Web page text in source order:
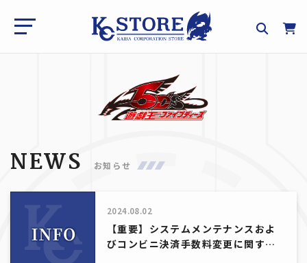
NEWS お知らせ
2024.08.02
【重要】システムメンテナンスおよ
びコンビニ決済手数料変更に関する